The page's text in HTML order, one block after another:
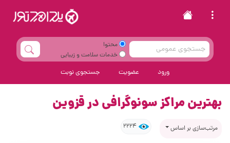
محتوا
خدمات سلامت و زیبایی
ورود عضویت جستجوی نوبت
بهترین مراکز سونوگرافی در قزوین
مرتب‌سازی بر اساس 2224